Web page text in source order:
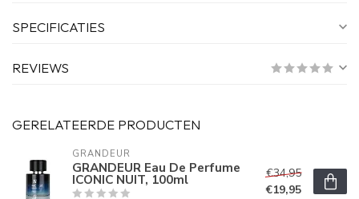
SPECIFICATIES
REVIEWS
GERELATEERDE PRODUCTEN
GRANDEUR
GRANDEUR Eau De Perfume
ICONIC NUIT, 100ml
€34,95
€19,95